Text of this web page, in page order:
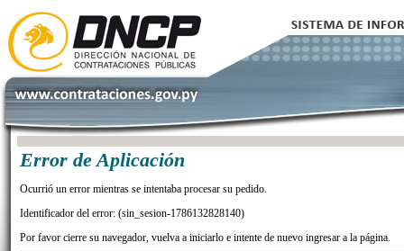
Error de Aplicación
Ocurrió un error mientras se intentaba procesar su pedido.
Identificador del error: (sin_sesion-1786132828140)
Por favor cierre su navegador, vuelva a iniciarlo e intente de nuevo ingresar a la página.